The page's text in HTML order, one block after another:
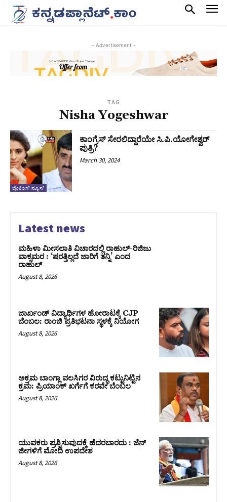
- Advertisement -
TAG
Nisha Yogeshwar
ಬ್ರೇಕಿಂಗ್ ನ್ಯೂಸ್
ಕಾಂಗ್ರೆಸ್ ಸೇರಲಿದ್ದಾರೆಯೇ ಸಿ.ಪಿ.ಯೋಗೇಶ್ವರ್
ಪುತ್ರಿ?
March 30, 2024
Latest news
ಮಹಿಳಾ ಮೀಸಲಾತಿ ವಿಚಾರದಲ್ಲಿ ರಾಹುಲ್‌-ರಿಜಿಜು
ವಾಕ್ಸಮರ : ‘ಷರತ್ತಿಲ್ಲದೆ ಜಾರಿಗೆ ತನ್ನಿ’ ಎಂದ
ರಾಹುಲ್‌
August 8, 2026
ಜಾರ್ಖಂಡ್‌ ವಿದ್ಯಾರ್ಥಿಗಳ ಹೋರಾಟಕ್ಕೆ CJP
ಬೆಂಬಲ: ರಾಂಚಿ ಪ್ರತಿಭಟನಾ ಸ್ಥಳಕ್ಕೆ ನಿಯೋಗ
August 8, 2026
ಅಕ್ರಮ ಬಾಂಗ್ಲಾ ವಲಸಿಗರ ವಿರುದ್ಧ ಕಟ್ಟುನಿಟ್ಟಿನ
ಕ್ರಮ: ಪ್ರಿಯಾಂಕ್ ಖರ್ಗೆಗೆ ಕರವೇ ಬೆಂಬಲ
August 8, 2026
ಯುವಕರು ಪ್ರಶ್ನಿಸುವುದಕ್ಕೆ ಹೆದರಬಾರದು : ಜೆನ್‌
ಜೀಗಳಿಗೆ ಮೋದಿ ಉಪದೇಶ
August 8, 2026